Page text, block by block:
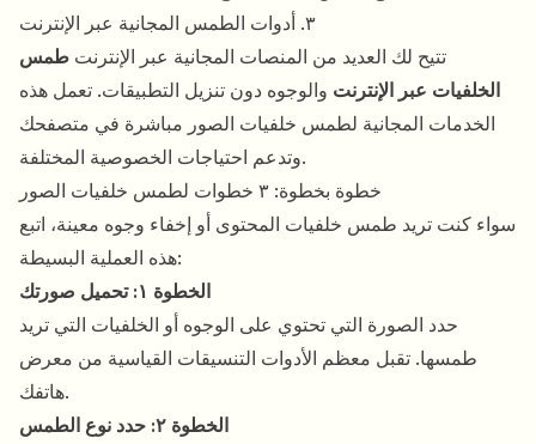
٣. أدوات الطمس المجانية عبر الإنترنت
تتيح لك العديد من المنصات المجانية عبر الإنترنت طمس
الخلفيات عبر الإنترنت والوجوه دون تنزيل التطبيقات. تعمل هذه
الخدمات المجانية لطمس خلفيات الصور مباشرة في متصفحك
وتدعم احتياجات الخصوصية المختلفة.
خطوة بخطوة: ٣ خطوات لطمس خلفيات الصور
سواء كنت تريد طمس خلفيات المحتوى أو إخفاء وجوه معينة، اتبع
هذه العملية البسيطة:
الخطوة ١: تحميل صورتك
حدد الصورة التي تحتوي على الوجوه أو الخلفيات التي تريد
طمسها. تقبل معظم الأدوات التنسيقات القياسية من معرض
هاتفك.
الخطوة ٢: حدد نوع الطمس